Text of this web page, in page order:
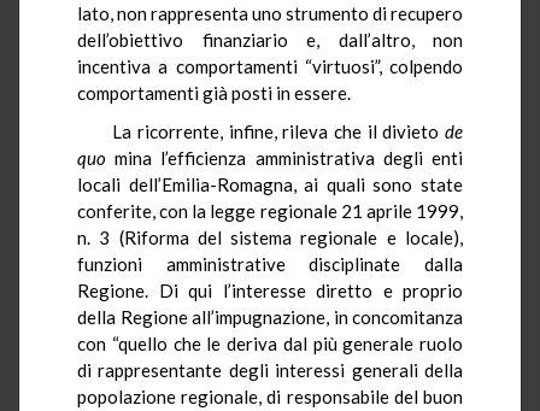
lato, non rappresenta uno strumento di recupero
dell’obiettivo finanziario e, dall’altro, non
incentiva a comportamenti “virtuosi”, colpendo
comportamenti già posti in essere.
La ricorrente, infine, rileva che il divieto de
quo mina l’efficienza amministrativa degli enti
locali dell’Emilia-Romagna, ai quali sono state
conferite, con la legge regionale 21 aprile 1999,
n. 3 (Riforma del sistema regionale e locale),
funzioni amministrative disciplinate dalla
Regione. Di qui l’interesse diretto e proprio
della Regione all’impugnazione, in concomitanza
con “quello che le deriva dal più generale ruolo
di rappresentante degli interessi generali della
popolazione regionale, di responsabile del buon